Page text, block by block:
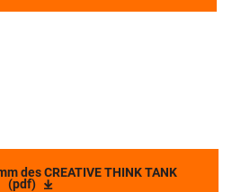
des CREATIVE THINK TANK
(pdf)